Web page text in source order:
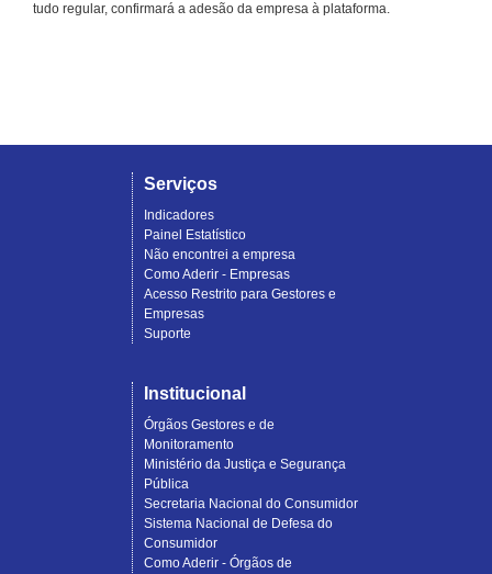
tudo regular, confirmará a adesão da empresa à plataforma.
Serviços
Indicadores
Painel Estatístico
Não encontrei a empresa
Como Aderir - Empresas
Acesso Restrito para Gestores e
Empresas
Suporte
Institucional
Órgãos Gestores e de
Monitoramento
Ministério da Justiça e Segurança
Pública
Secretaria Nacional do Consumidor
Sistema Nacional de Defesa do
Consumidor
Como Aderir - Órgãos de